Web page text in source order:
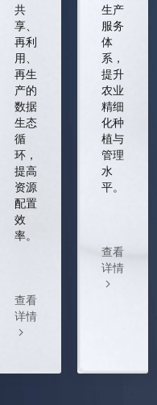
共
享、
再利
用、
再生
产的
数据
生态
循
环，
提高
资源
配置
效
率。
查看
详情
生产
服务
体
系，
提升
农业
精细
化种
植与
管理
水
平。
查看
详情